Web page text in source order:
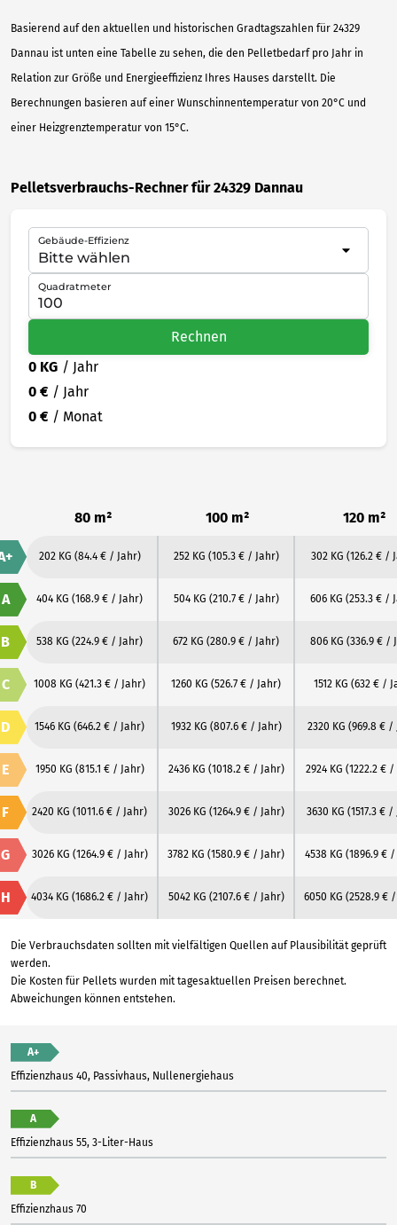
Basierend auf den aktuellen und historischen Gradtagszahlen für 24329
Dannau ist unten eine Tabelle zu sehen, die den Pelletbedarf pro Jahr in
Relation zur Größe und Energieeffizienz Ihres Hauses darstellt. Die
Berechnungen basieren auf einer Wunschinnentemperatur von 20°C und
einer Heizgrenztemperatur von 15°C.
Pelletsverbrauchs-Rechner für 24329 Dannau
Gebäude-Effizienz
Quadratmeter
Rechnen
0 KG / Jahr
0 € / Jahr
0 € / Monat
80 m² 100 m² 120 m²
202 KG (84.4 € / Jahr) 252 KG (105.3 € / Jahr) 302 KG (126.2 € /
A 404 KG (168.9 € / Jahr) 504 KG (210.7 € / Jahr) 606 KG (253.3 € /
B 538 KG (224.9 € / Jahr) 672 KG (280.9 € / Jahr) 806 KG (336.9 € /
C 1008 KG (421.3 € / Jahr) 1260 KG (526.7 € / Jahr) 1512 KG (632 € /
D 1546 KG (646.2 € / Jahr) 1932 KG (807.6 € / Jahr) 2320 KG (969.8 € /
E 1950 KG (815.1 € / Jahr) 2436 KG (1018.2 € / Jahr) 2924 KG (1222.2 € /
F 2420 KG (1011.6 € / Jahr) 3026 KG (1264.9 € / Jahr) 3630 KG (1517.3 € /
G 3026 KG (1264.9 € / Jahr) 3782 KG (1580.9 € / Jahr) 4538 KG (1896.9 €
H 4034 KG (1686.2 € / Jahr) 5042 KG (2107.6 € / Jahr) 6050 KG (2528.9 €
Die Verbrauchsdaten sollten mit vielfältigen Quellen auf Plausibilität geprüft
werden.
Die Kosten für Pellets wurden mit tagesaktuellen Preisen berechnet.
Abweichungen können entstehen.
A+
Effizienzhaus 40, Passivhaus, Nullenergiehaus
A
Effizienzhaus 55, 3-Liter-Haus
B
Effizienzhaus 70